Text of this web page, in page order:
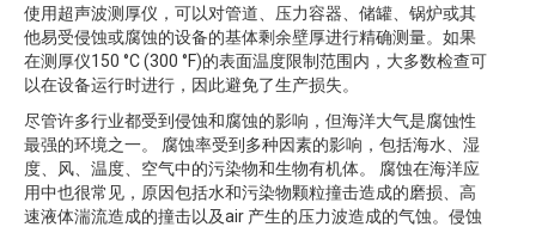
使用超声波测厚仪，可以对管道、压力容器、储罐、锅炉或其
他易受侵蚀或腐蚀的设备的基体剩余壁厚进行精确测量。如果
在测厚仪150 °C (300 °F)的表面温度限制范围内，大多数检查可
以在设备运行时进行，因此避免了生产损失。
尽管许多行业都受到侵蚀和腐蚀的影响，但海洋大气是腐蚀性
最强的环境之一。 腐蚀率受到多种因素的影响，包括海水、湿
度、风、温度、空气中的污染物和生物有机体。 腐蚀在海洋应
用中也很常见，原因包括水和污染物颗粒撞击造成的磨损、高
速液体湍流造成的撞击以及air 产生的压力波造成的气蚀。侵蚀